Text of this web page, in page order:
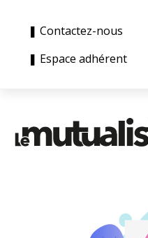
❚ Contactez-nous
❚ Espace adhérent